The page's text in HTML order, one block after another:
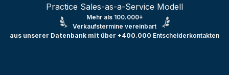
Practice Sales-as-a-Service Modell
Mehr als 100.000+
Verkaufstermine vereinbart
aus unserer Datenbank mit über +400.000 Entscheiderkontakten